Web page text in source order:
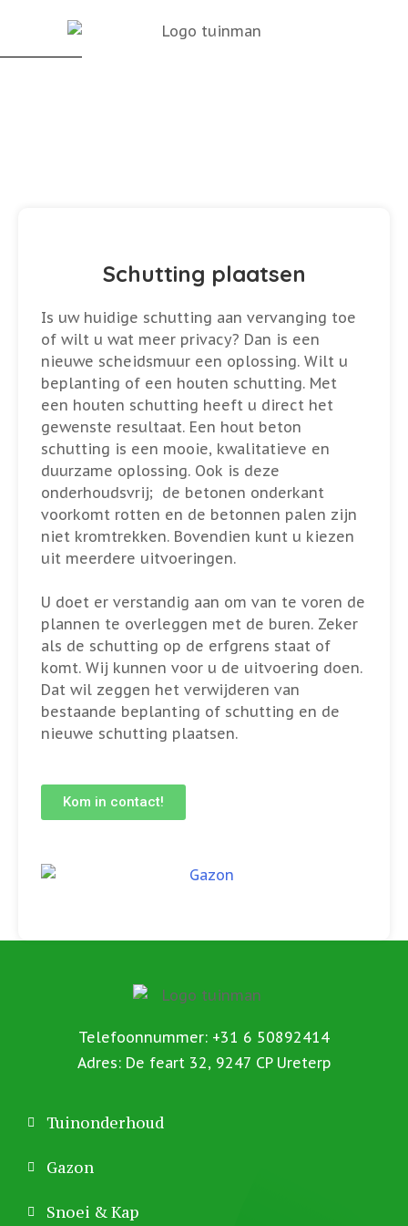
Schutting plaatsen
Is uw huidige schutting aan vervanging toe
of wilt u wat meer privacy? Dan is een
nieuwe scheidsmuur een oplossing. Wilt u
beplanting of een houten schutting. Met
een houten schutting heeft u direct het
gewenste resultaat. Een hout beton
schutting is een mooie, kwalitatieve en
duurzame oplossing. Ook is deze
onderhoudsvrij; de betonen onderkant
voorkomt rotten en de betonnen palen zijn
niet kromtrekken. Bovendien kunt u kiezen
uit meerdere uitvoeringen.
U doet er verstandig aan om van te voren de
plannen te overleggen met de buren. Zeker
als de schutting op de erfgrens staat of
komt. Wij kunnen voor u de uitvoering doen.
Dat wil zeggen het verwijderen van
bestaande beplanting of schutting en de
nieuwe schutting plaatsen.
Kom in contact!
Telefoonnummer: +31 6 50892414
Adres: De feart 32, 9247 CP Ureterp
Tuinonderhoud
Gazon
Snoei & Kap